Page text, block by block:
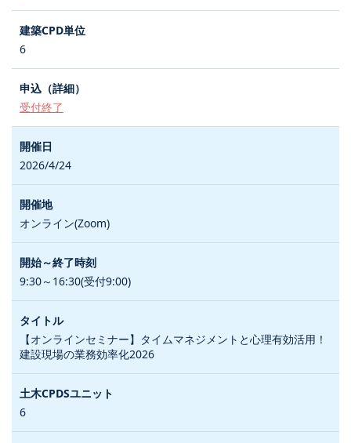
6
受付終了
2026/4/24
オンライン(Zoom)
9:30～16:30(受付9:00)
【オンラインセミナー】タイムマネジメントと心理有効活用！
建設現場の業務効率化2026
6